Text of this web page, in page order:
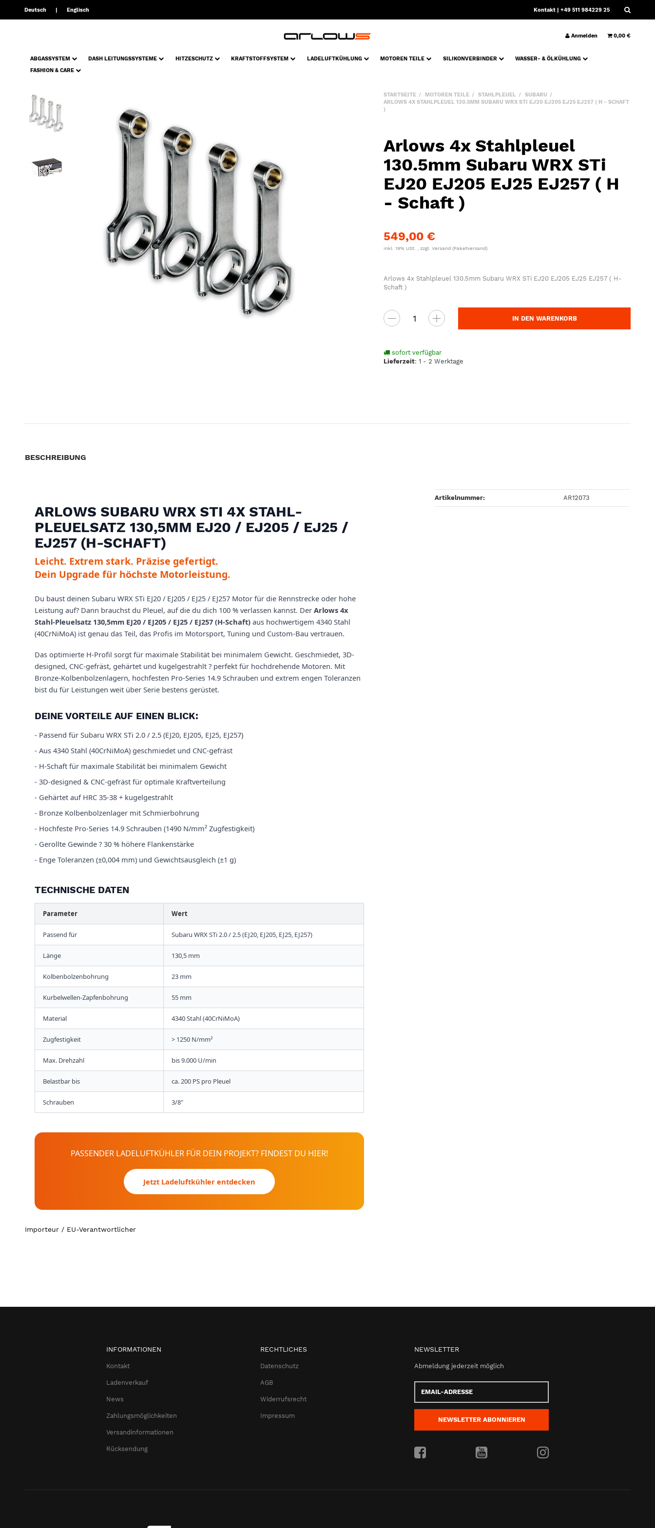
Deutsch Englisch Kontakt | +49 511 984229 25
Anmelden 0,00 €
ABGASSYSTEM DASH LEITUNGSSYSTEME HITZESCHUTZ KRAFTSTOFFSYSTEM LADELUFTKÜHLUNG MOTOREN TEILE SILIKONVERBINDER
WASSER- & ÖLKÜHLUNG
FASHION & CARE
STARTSEITE MOTOREN TEILE STAHLPLEUEL
SUBARU
ARLOWS 4X STAHLPLEUEL 130.5MM SUBARU WRX STI EJ20 EJ205 EJ25 EJ257 ( H - SCHAFT
)
Arlows 4x Stahlpleuel
130.5mm Subaru WRX STi
EJ20 EJ205 EJ25 EJ257 ( H
- Schaft )
549,00 €
inkl. 19% USt. , zzgl.Versand(Paketversand)
Arlows 4x Stahlpleuel 130.5mm Subaru WRX STi EJ20 EJ205 EJ25 EJ257 ( H-
Schaft )
IN DEN WARENKORB
sofort verfügbar
Lieferzeit:1 - 2 Werktage
BESCHREIBUNG
ARLOWS SUBARU WRX STI 4X STAHL-
PLEUELSATZ 130,5MM EJ20 / EJ205 / EJ25 /
EJ257 (H-SCHAFT)
Leicht. Extrem stark. Präzise gefertigt.
Dein Upgrade für höchste Motorleistung.
Du baust deinen Subaru WRX STi EJ20 / EJ205 / EJ25 / EJ257 Motor für die Rennstrecke oder hohe
Leistung auf? Dann brauchst du Pleuel, auf die du dich 100 % verlassen kannst. Der Arlows 4x
Stahl-Pleuelsatz 130,5mm EJ20 / EJ205 / EJ25 / EJ257 (H-Schaft) aus hochwertigem 4340 Stahl
(40CrNiMoA) ist genau das Teil, das Profis im Motorsport, Tuning und Custom-Bau vertrauen.
Das optimierte H-Profil sorgt für maximale Stabilität bei minimalem Gewicht. Geschmiedet, 3D-
designed, CNC-gefräst, gehärtet und kugelgestrahlt ? perfekt für hochdrehende Motoren. Mit
Bronze-Kolbenbolzenlagern, hochfesten Pro-Series 14.9 Schrauben und extrem engen Toleranzen
bist du für Leistungen weit über Serie bestens gerüstet.
DEINE VORTEILE AUF EINEN BLICK:
- Passend für Subaru WRX STi 2.0 / 2.5 (EJ20, EJ205, EJ25, EJ257)
- Aus 4340 Stahl (40CrNiMoA) geschmiedet und CNC-gefräst
- H-Schaft für maximale Stabilität bei minimalem Gewicht
- 3D-designed & CNC-gefräst für optimale Kraftverteilung
- Gehärtet auf HRC 35-38 + kugelgestrahlt
- Bronze Kolbenbolzenlager mit Schmierbohrung
- Hochfeste Pro-Series 14.9 Schrauben (1490 N/mm² Zugfestigkeit)
- Gerollte Gewinde ? 30 % höhere Flankenstärke
- Enge Toleranzen (±0,004 mm) und Gewichtsausgleich (±1 g)
TECHNISCHE DATEN
Parameter Wert
Passend für Subaru WRX STi 2.0 / 2.5 (EJ20, EJ205, EJ25, EJ257)
Länge 130,5 mm
Kolbenbolzenbohrung 23 mm
Kurbelwellen-Zapfenbohrung 55 mm
Material 4340 Stahl (40CrNiMoA)
Zugfestigkeit > 1250 N/mm²
Max. Drehzahl bis 9.000 U/min
Belastbar bis ca. 200 PS pro Pleuel
Schrauben 3/8"
PASSENDER LADELUFTKÜHLER FÜR DEIN PROJEKT? FINDEST DU HIER!
Jetzt Ladeluftkühler entdecken
Artikelnummer: AR12073
Importeur / EU-Verantwortlicher
INFORMATIONEN
Kontakt
Ladenverkauf
News
Zahlungsmöglichkeiten
Versandinformationen
Rücksendung
RECHTLICHES
Datenschutz
AGB
Widerrufsrecht
Impressum
NEWSLETTER
Abmeldung jederzeit möglich
Email-
Adresse
NEWSLETTER ABONNIEREN